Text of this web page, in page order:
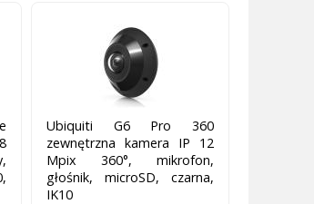
Ubiquiti G6 Pro 360
zewnętrzna kamera IP 12
Mpix 360°, mikrofon,
głośnik, microSD, czarna,
IK10